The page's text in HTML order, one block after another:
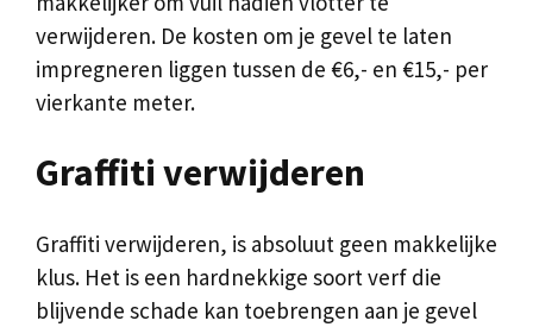
verwijderen. De kosten om je gevel te laten
impregneren liggen tussen de €6,- en €15,- per
vierkante meter.
Graffiti verwijderen
Graffiti verwijderen, is absoluut geen makkelijke
klus. Het is een hardnekkige soort verf die
blijvende schade kan toebrengen aan je gevel